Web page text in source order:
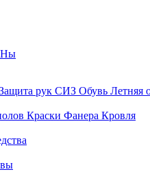
рук СИЗ Обувь Летняя
Краски Фанера Кровля